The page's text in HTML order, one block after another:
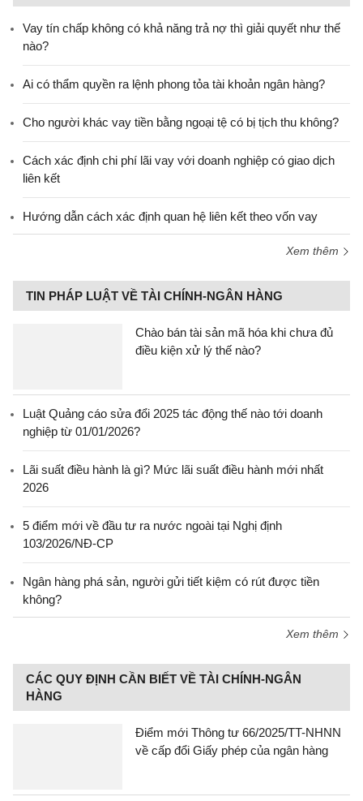
Vay tín chấp không có khả năng trả nợ thì giải quyết như thế
nào?
Ai có thẩm quyền ra lệnh phong tỏa tài khoản ngân hàng?
Cho người khác vay tiền bằng ngoại tệ có bị tịch thu không?
Cách xác định chi phí lãi vay với doanh nghiệp có giao dịch
liên kết
Hướng dẫn cách xác định quan hệ liên kết theo vốn vay
Xem thêm
TIN PHÁP LUẬT VỀ TÀI CHÍNH-NGÂN HÀNG
Chào bán tài sản mã hóa khi chưa đủ
điều kiện xử lý thế nào?
Luật Quảng cáo sửa đổi 2025 tác động thế nào tới doanh
nghiệp từ 01/01/2026?
Lãi suất điều hành là gì? Mức lãi suất điều hành mới nhất
2026
5 điểm mới về đầu tư ra nước ngoài tại Nghị định
103/2026/NĐ-CP
Ngân hàng phá sản, người gửi tiết kiệm có rút được tiền
không?
Xem thêm
CÁC QUY ĐỊNH CẦN BIẾT VỀ TÀI CHÍNH-NGÂN
HÀNG
Điểm mới Thông tư 66/2025/TT-NHNN
về cấp đổi Giấy phép của ngân hàng